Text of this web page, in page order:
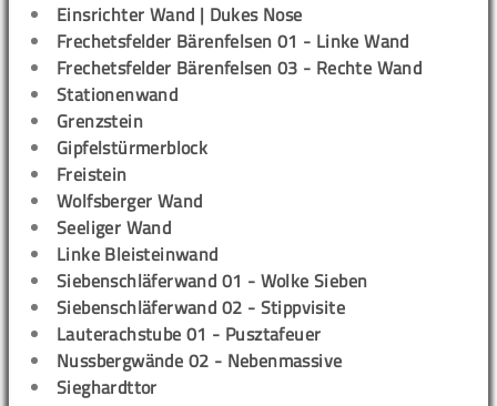
Einsrichter Wand | Dukes Nose
Frechetsfelder Bärenfelsen 01 - Linke Wand
Frechetsfelder Bärenfelsen 03 - Rechte Wand
Stationenwand
Grenzstein
Gipfelstürmerblock
Freistein
Wolfsberger Wand
Seeliger Wand
Linke Bleisteinwand
Siebenschläferwand 01 - Wolke Sieben
Siebenschläferwand 02 - Stippvisite
Lauterachstube 01 - Pusztafeuer
Nussbergwände 02 - Nebenmassive
Sieghardttor